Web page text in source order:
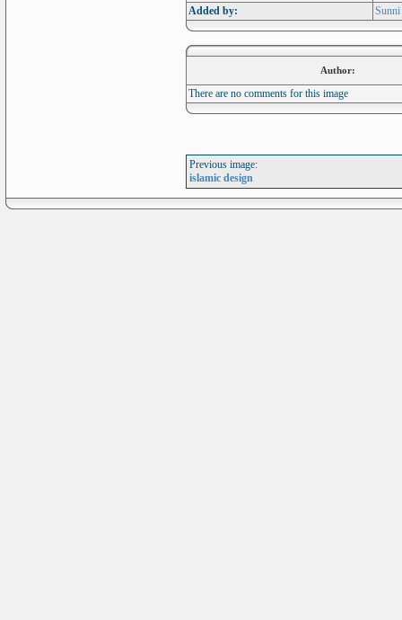
Added by:
Sunni
Author:
There are no comments for this image
Previous image:
islamic design